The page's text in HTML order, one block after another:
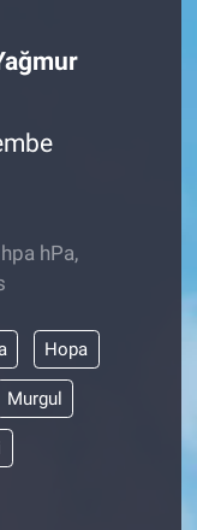
hPa,
Hopa
Murgul